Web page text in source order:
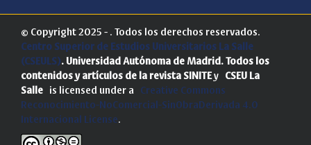
© Copyright 2025 - . Todos los derechos reservados.
Centro Superior de Estudios Universitarios La Salle
(CSEULS). Universidad Autónoma de Madrid. Todos los
contenidos y artículos de la revista SINITEy CSEU La
Salle is licensed under a Creative Commons
Reconocimiento-NoComercial-SinObraDerivada 4.0
Internacional License.